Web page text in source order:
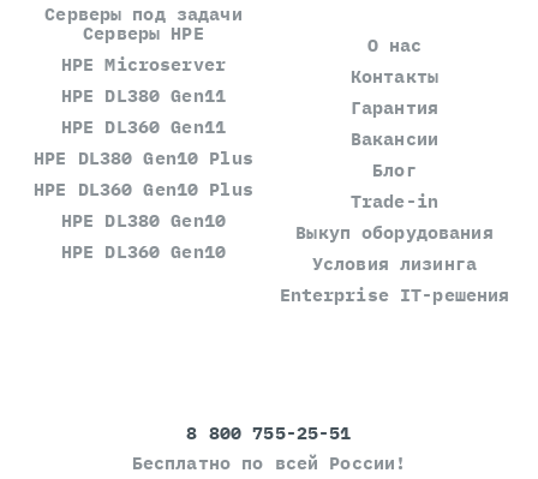
Серверы под задачи
Серверы HPE
HPE Microserver
HPE DL380 Gen11
HPE DL360 Gen11
HPE DL380 Gen10 Plus
HPE DL360 Gen10 Plus
HPE DL380 Gen10
HPE DL360 Gen10
О нас
Контакты
Гарантия
Вакансии
Блог
Trade-in
Выкуп оборудования
Условия лизинга
Enterprise IT-решения
8 800 755-25-51
Бесплатно по всей России!